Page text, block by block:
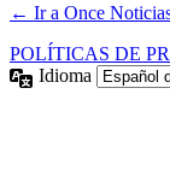
← Ir a Once
POLÍTICAS DE
Idioma